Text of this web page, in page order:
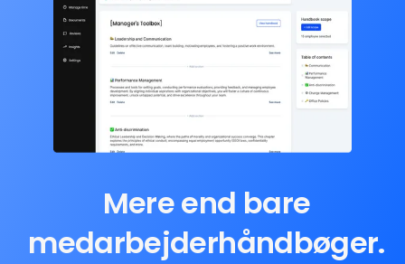
Mere end bare
medarbejderhåndbøger.